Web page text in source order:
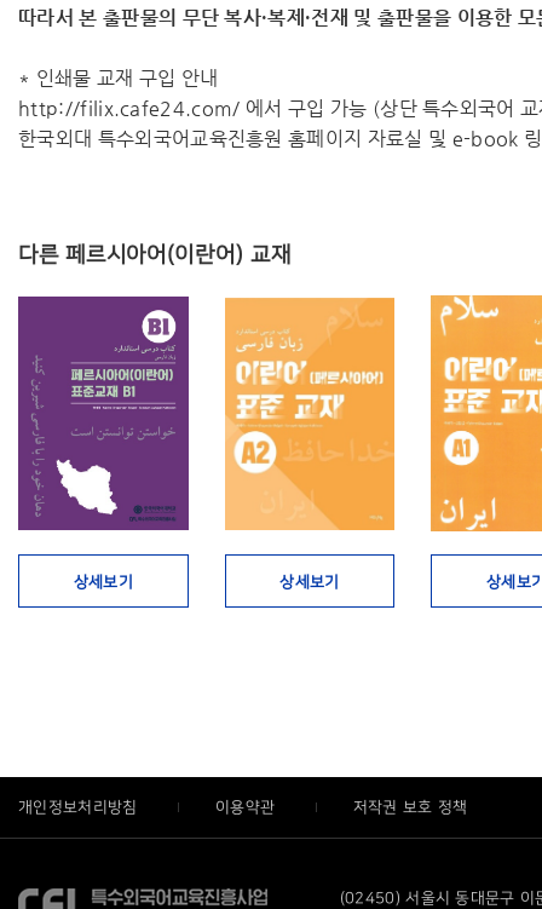
따라서 ​본 출판물의 무단 복사·복제·전재 및 출판물을 이용한
* 인쇄물 교재 구입 안내
http://filix.cafe24.com/ 에서 구입 가능 (상단 특수외국어 교
한국외대 특수외국어교육진흥원 홈페이지 자료실 및 e-book
다른 페르시아어(이란어) 교재
상세보기 상세보기 상세보
개인정보처리방침 이용약관 저작권 보호 정책
(02450) 서울시 동대문구